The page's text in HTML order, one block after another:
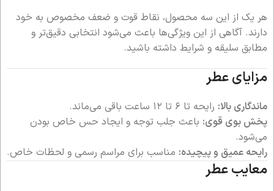
هر یک از این سه محصول، نقاط قوت و ضعف مخصوص به خود
دارند. آگاهی از این ویژگی‌ها باعث می‌شود انتخابی دقیق‌تر و
مطابق سلیقه و شرایط داشته باشید.
مزایای عطر
ماندگاری بالا: رایحه تا ۶ تا ۱۲ ساعت باقی می‌ماند.
پخش بوی قوی: باعث جلب توجه و ایجاد حس خاص بودن
می‌شود.
رایحه عمیق و پیچیده: مناسب برای مراسم رسمی و لحظات خاص.
معایب عطر